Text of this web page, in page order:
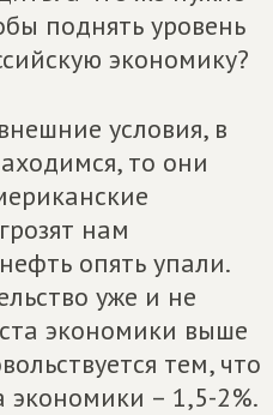
поднять уровень
экономику?
условия, в
то они
нам
опять упали.
уже и не
экономики выше
тем, что
экономики – 1,5-2%.